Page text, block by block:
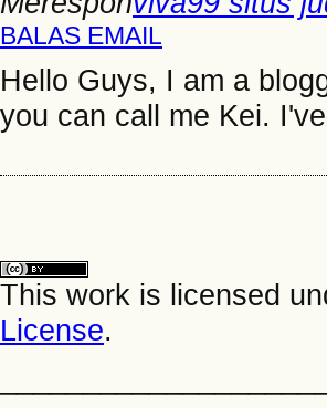
BALAS EMAIL
Hello Guys, I am a
you can call me Kei.
This work is licensed
License.